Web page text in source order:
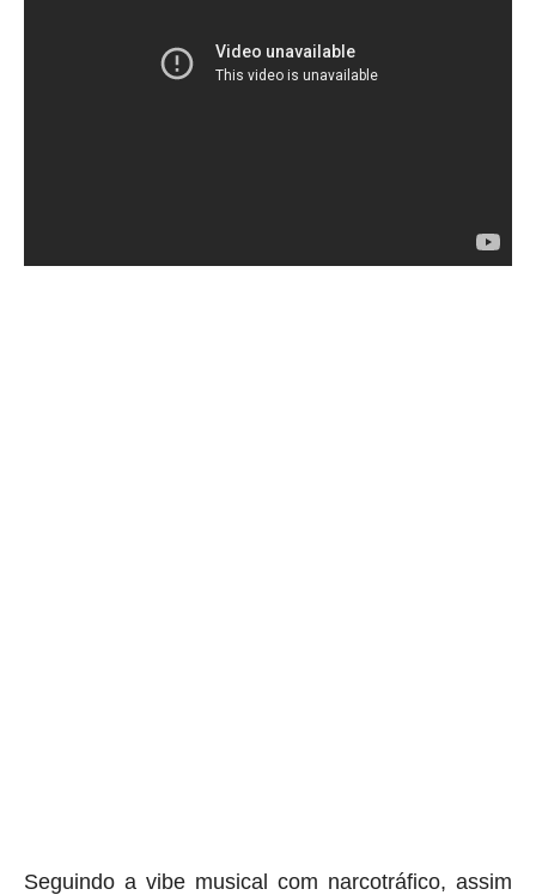
Seguindo a vibe musical com narcotráfico, assim